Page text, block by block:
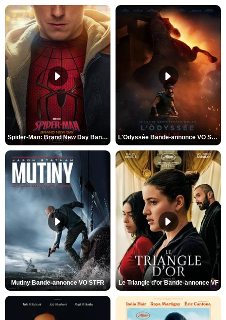
Spider-Man: Brand New Day Bande-annonce VO STFR L'Odyssée Bande-annonce VO STFR
Mutiny Bande-annonce VO STFR Le Triangle d'or Bande-annonce VF